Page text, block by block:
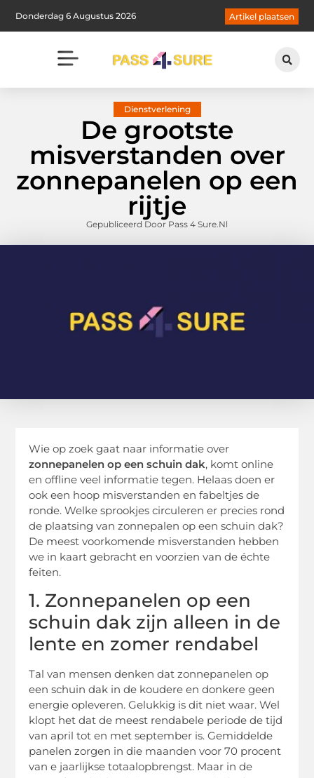
Donderdag 6 Augustus 2026 Artikel plaatsen
Dienstverlening
De grootste
misverstanden over
zonnepanelen op een
rijtje
Gepubliceerd Door Pass 4 Sure.nl
Wie op zoek gaat naar informatie over
zonnepanelen op een schuin dak, komt online
en offline veel informatie tegen. Helaas doen er
ook een hoop misverstanden en fabeltjes de
ronde. Welke sprookjes circuleren er precies rond
de plaatsing van zonnepalen op een schuin dak?
De meest voorkomende misverstanden hebben
we in kaart gebracht en voorzien van de échte
feiten.
1. Zonnepanelen op een
schuin dak zijn alleen in de
lente en zomer rendabel
Tal van mensen denken dat zonnepanelen op
een schuin dak in de koudere en donkere geen
energie opleveren. Gelukkig is dit niet waar. Wel
klopt het dat de meest rendabele periode de tijd
van april tot en met september is. Gemiddelde
panelen zorgen in die maanden voor 70 procent
van e jaarlijkse totaalopbrengst. Maar in de